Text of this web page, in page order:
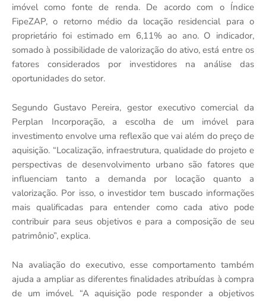
imóvel como fonte de renda. De acordo com o Índice
FipeZAP, o retorno médio da locação residencial para o
proprietário foi estimado em 6,11% ao ano. O indicador,
somado à possibilidade de valorização do ativo, está entre os
fatores considerados por investidores na análise das
oportunidades do setor.
Segundo Gustavo Pereira, gestor executivo comercial da
Perplan Incorporação, a escolha de um imóvel para
investimento envolve uma reflexão que vai além do preço de
aquisição. “Localização, infraestrutura, qualidade do projeto e
perspectivas de desenvolvimento urbano são fatores que
influenciam tanto a demanda por locação quanto a
valorização. Por isso, o investidor tem buscado informações
mais qualificadas para entender como cada ativo pode
contribuir para seus objetivos e para a composição de seu
patrimônio”, explica.
Na avaliação do executivo, esse comportamento também
ajuda a ampliar as diferentes finalidades atribuídas à compra
de um imóvel. “A aquisição pode responder a objetivos